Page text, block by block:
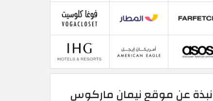
نبذة عن موقع نيمان ماركوس